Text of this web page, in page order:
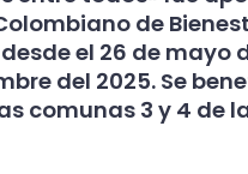
de
el 26 de mayo
del 2025. Se
comunas 3 y 4 de